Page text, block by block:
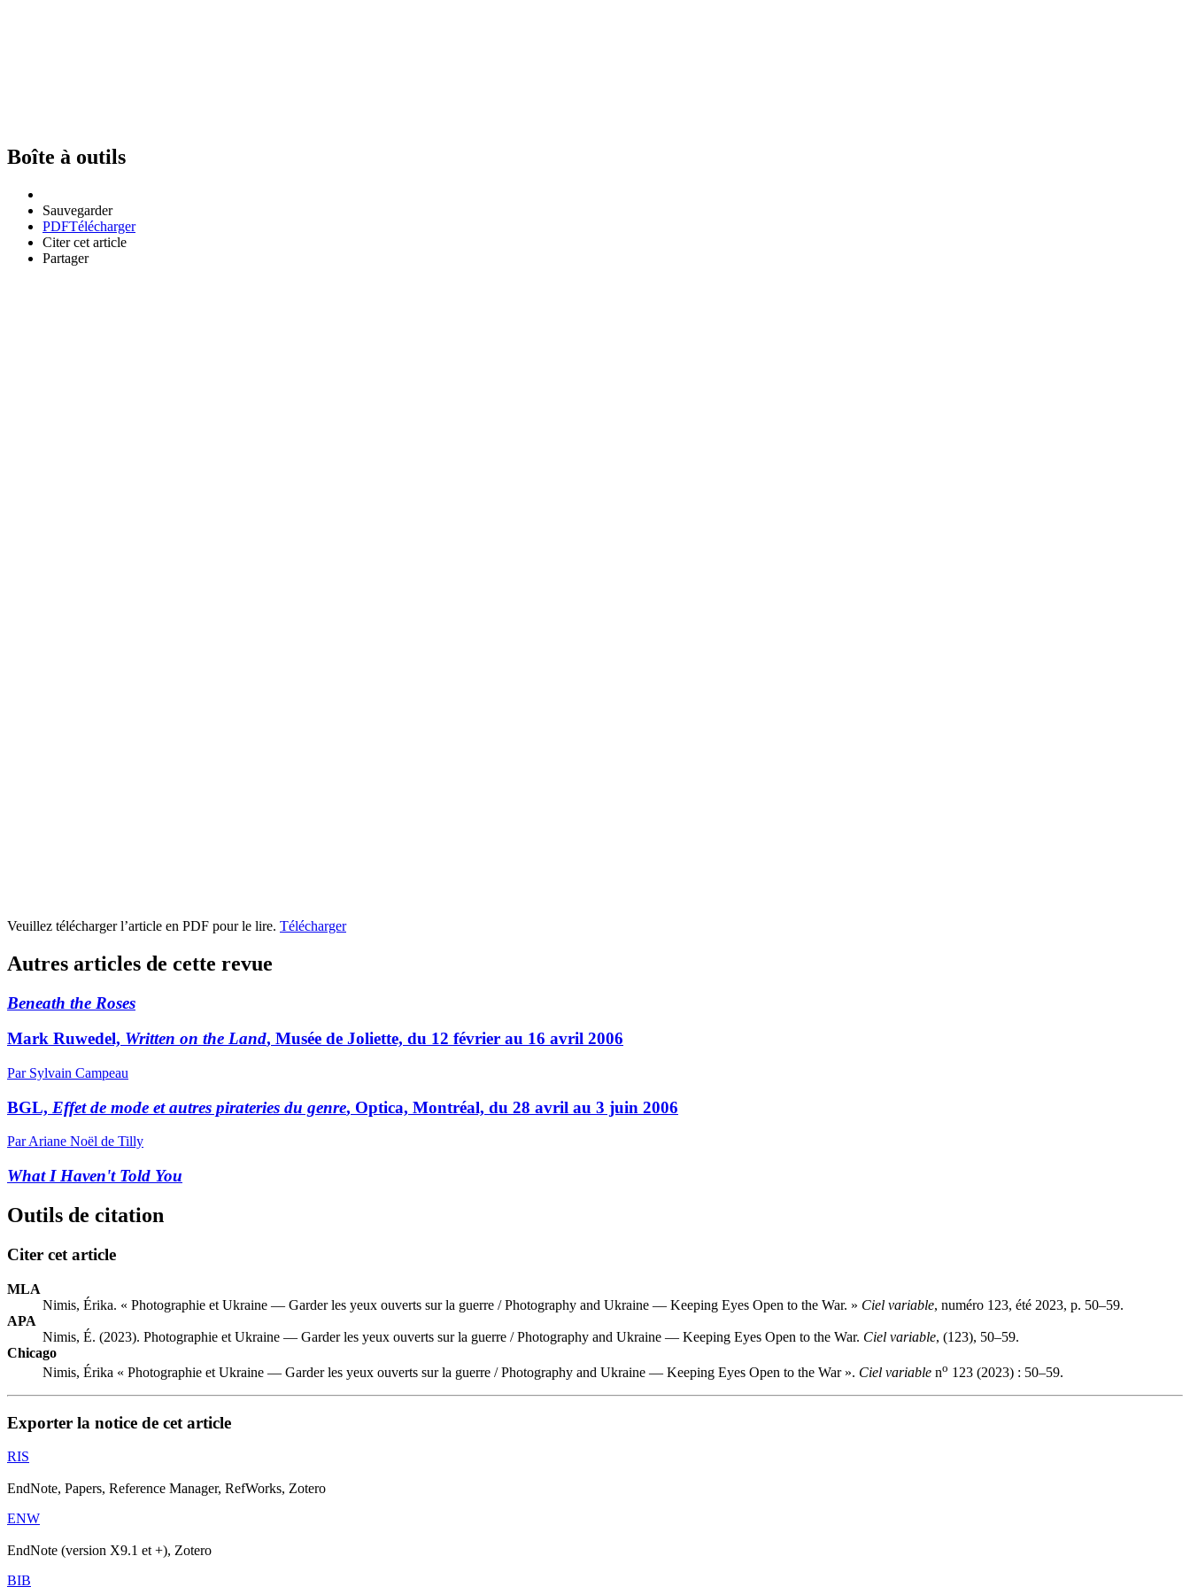
Boîte à outils
Sauvegarder
PDFTélécharger
Citer cet article
Partager
Veuillez télécharger l’article en PDF pour le lire. Télécharger
Autres articles de cette revue
Beneath the Roses
Mark Ruwedel, Written on the Land, Musée de Joliette, du 12 février au 16 avril 2006
Par Sylvain Campeau
BGL, Effet de mode et autres pirateries du genre, Optica, Montréal, du 28 avril au 3 juin 2006
Par Ariane Noël de Tilly
What I Haven't Told You
Outils de citation
Citer cet article
MLA
Nimis, Érika. « Photographie et Ukraine — Garder les yeux ouverts sur la guerre / Photography and Ukraine — Keeping Eyes Open to the War. » Ciel variable, numéro 123, été 2023, p. 50–59.
APA
Nimis, É. (2023). Photographie et Ukraine — Garder les yeux ouverts sur la guerre / Photography and Ukraine — Keeping Eyes Open to the War. Ciel variable, (123), 50–59.
Chicago
Nimis, Érika « Photographie et Ukraine — Garder les yeux ouverts sur la guerre / Photography and Ukraine — Keeping Eyes Open to the War ». Ciel variable no 123 (2023) : 50–59.
Exporter la notice de cet article
RIS
EndNote, Papers, Reference Manager, RefWorks, Zotero
ENW
EndNote (version X9.1 et +), Zotero
BIB